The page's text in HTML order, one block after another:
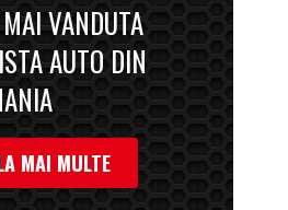
VANDUTA
AUTO DIN
MAI MULTE